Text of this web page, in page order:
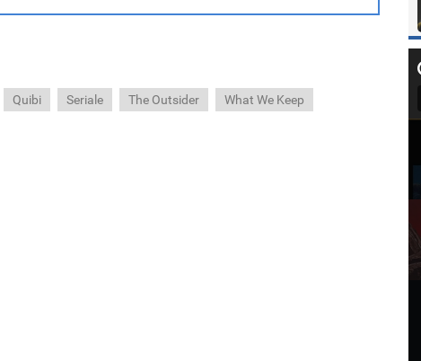
Quibi Seriale The Outsider What We Keep